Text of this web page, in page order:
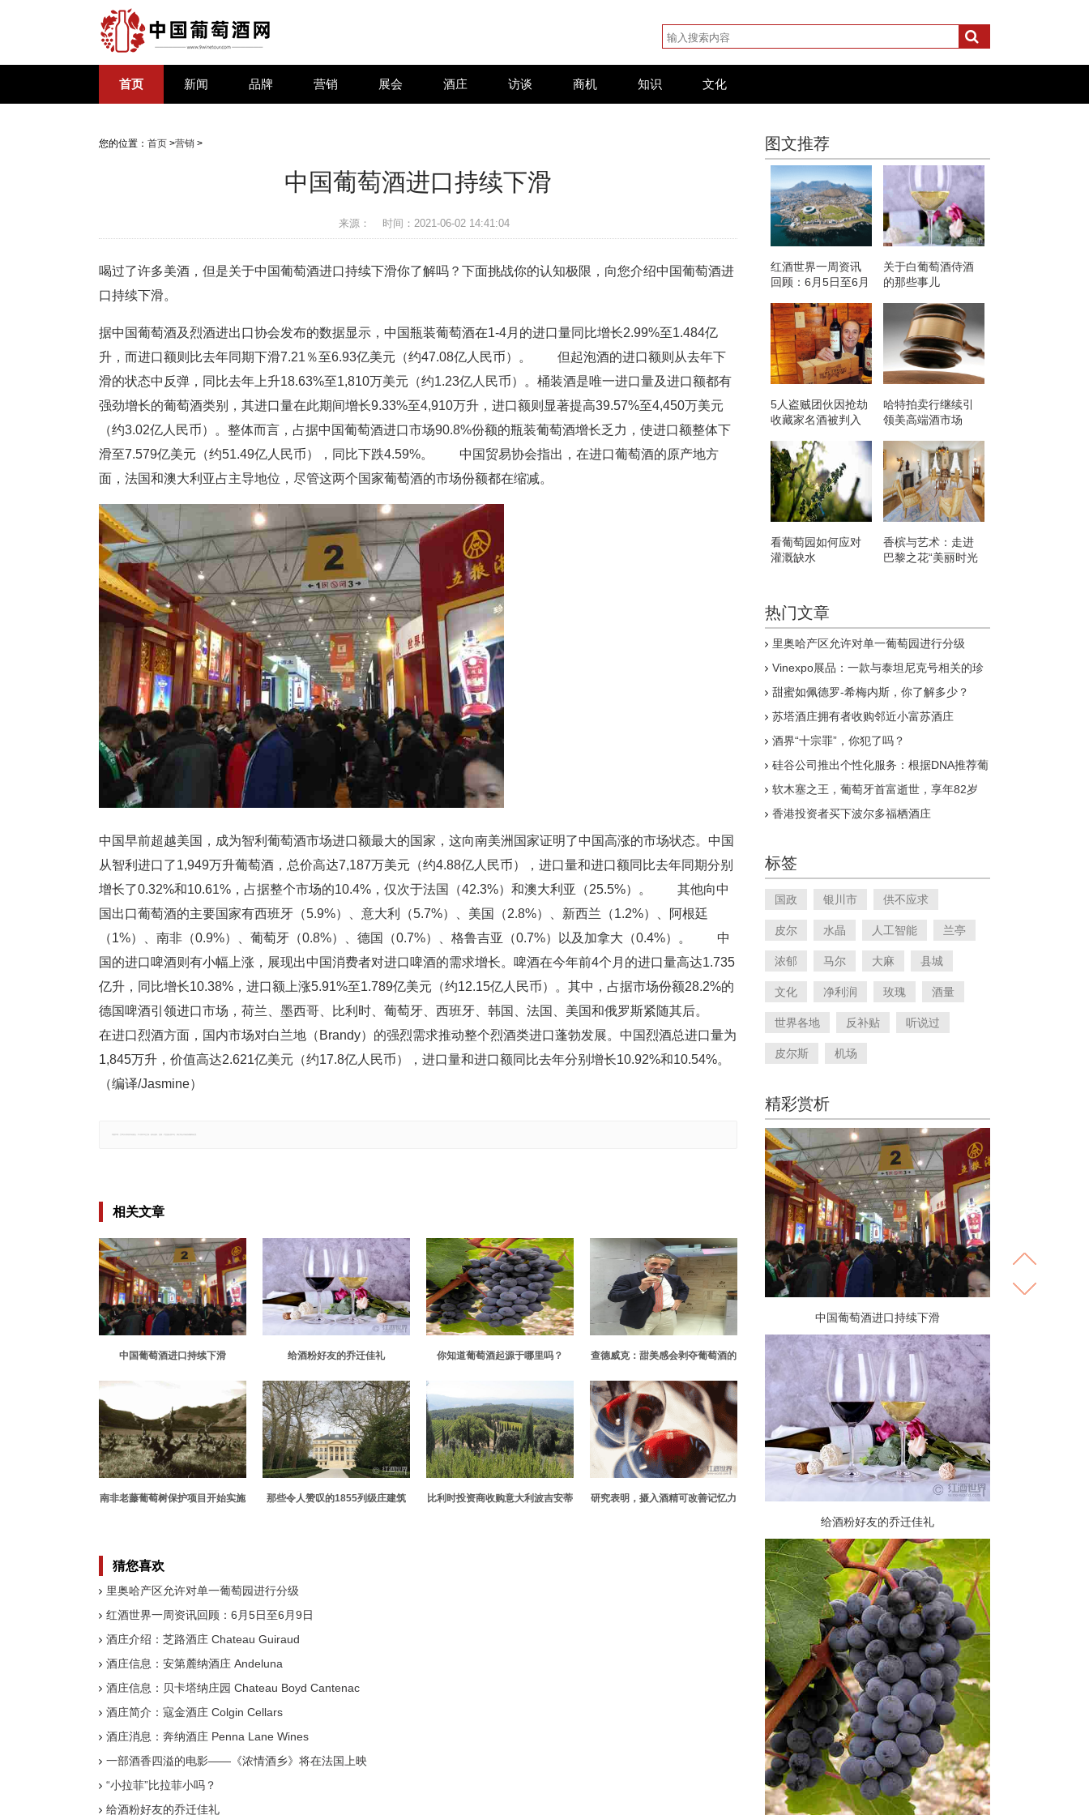
首页 新闻 品牌 营销 展会 酒庄 访谈 商机 知识 文化
您的位置： 首页 >营销 >
中国葡萄酒进口持续下滑
来源： 时间：2021-06-02 14:41:04
喝过了许多美酒，但是关于中国葡萄酒进口持续下滑你了解吗？下面挑战你的认知极限，向您介绍中国葡萄酒进
口持续下滑。
据中国葡萄酒及烈酒进出口协会发布的数据显示，中国瓶装葡萄酒在1-4月的进口量同比增长2.99%至1.484亿
升，而进口额则比去年同期下滑7.21％至6.93亿美元（约47.08亿人民币）。 但起泡酒的进口额则从去年下
滑的状态中反弹，同比去年上升18.63%至1,810万美元（约1.23亿人民币）。桶装酒是唯一进口量及进口额都有
强劲增长的葡萄酒类别，其进口量在此期间增长9.33%至4,910万升，进口额则显著提高39.57%至4,450万美元
（约3.02亿人民币）。整体而言，占据中国葡萄酒进口市场90.8%份额的瓶装葡萄酒增长乏力，使进口额整体下
滑至7.579亿美元（约51.49亿人民币），同比下跌4.59%。 中国贸易协会指出，在进口葡萄酒的原产地方
面，法国和澳大利亚占主导地位，尽管这两个国家葡萄酒的市场份额都在缩减。
中国早前超越美国，成为智利葡萄酒市场进口额最大的国家，这向南美洲国家证明了中国高涨的市场状态。中国
从智利进口了1,949万升葡萄酒，总价高达7,187万美元（约4.88亿人民币），进口量和进口额同比去年同期分别
增长了0.32%和10.61%，占据整个市场的10.4%，仅次于法国（42.3%）和澳大利亚（25.5%）。 其他向中
国出口葡萄酒的主要国家有西班牙（5.9%）、意大利（5.7%）、美国（2.8%）、新西兰（1.2%）、阿根廷
（1%）、南非（0.9%）、葡萄牙（0.8%）、德国（0.7%）、格鲁吉亚（0.7%）以及加拿大（0.4%）。 中
国的进口啤酒则有小幅上涨，展现出中国消费者对进口啤酒的需求增长。啤酒在今年前4个月的进口量高达1.735
亿升，同比增长10.38%，进口额上涨5.91%至1.789亿美元（约12.15亿人民币）。其中，占据市场份额28.2%的
德国啤酒引领进口市场，荷兰、墨西哥、比利时、葡萄牙、西班牙、韩国、法国、美国和俄罗斯紧随其后。
在进口烈酒方面，国内市场对白兰地（Brandy）的强烈需求推动整个烈酒类进口蓬勃发展。中国烈酒总进口量为
1,845万升，价值高达2.621亿美元（约17.8亿人民币），进口量和进口额同比去年分别增长10.92%和10.54%。
（编译/Jasmine）
相关文章
中国葡萄酒进口持续下滑 给酒粉好友的乔迁佳礼 你知道葡萄酒起源于哪里吗？
查德威克：甜美感会剥夺葡萄酒的
南非老藤葡萄树保护项目开始实施 那些令人赞叹的1855列级庄建筑
比利时投资商收购意大利波吉安蒂
研究表明，摄入酒精可改善记忆力
猜您喜欢
里奥哈产区允许对单一葡萄园进行分级
红酒世界一周资讯回顾：6月5日至6月9日
酒庄介绍：芝路酒庄 Chateau Guiraud
酒庄信息：安第麓纳酒庄 Andeluna
酒庄信息：贝卡塔纳庄园 Chateau Boyd Cantenac
酒庄简介：寇金酒庄 Colgin Cellars
酒庄消息：奔纳酒庄 Penna Lane Wines
一部酒香四溢的电影——《浓情酒乡》将在法国上映
“小拉菲”比拉菲小吗？
给酒粉好友的乔迁佳礼
图文推荐
红酒世界一周资讯
回顾：6月5日至6月
关于白葡萄酒侍酒
的那些事儿
5人盗贼团伙因抢劫
收藏家名酒被判入
哈特拍卖行继续引
领美高端酒市场
看葡萄园如何应对
灌溉缺水
香槟与艺术：走进
巴黎之花“美丽时光
热门文章
里奥哈产区允许对单一葡萄园进行分级
Vinexpo展品：一款与泰坦尼克号相关的珍
甜蜜如佩德罗-希梅内斯，你了解多少？
苏塔酒庄拥有者收购邻近小富苏酒庄
酒界“十宗罪”，你犯了吗？
硅谷公司推出个性化服务：根据DNA推荐葡
软木塞之王，葡萄牙首富逝世，享年82岁
香港投资者买下波尔多福栖酒庄
标签
国政 银川市 供不应求
皮尔 水晶 人工智能 兰亭
浓郁 马尔 大麻 县城
文化 净利润 玫瑰 酒量
世界各地 反补贴 听说过
皮尔斯 机场
精彩赏析
中国葡萄酒进口持续下滑
给酒粉好友的乔迁佳礼